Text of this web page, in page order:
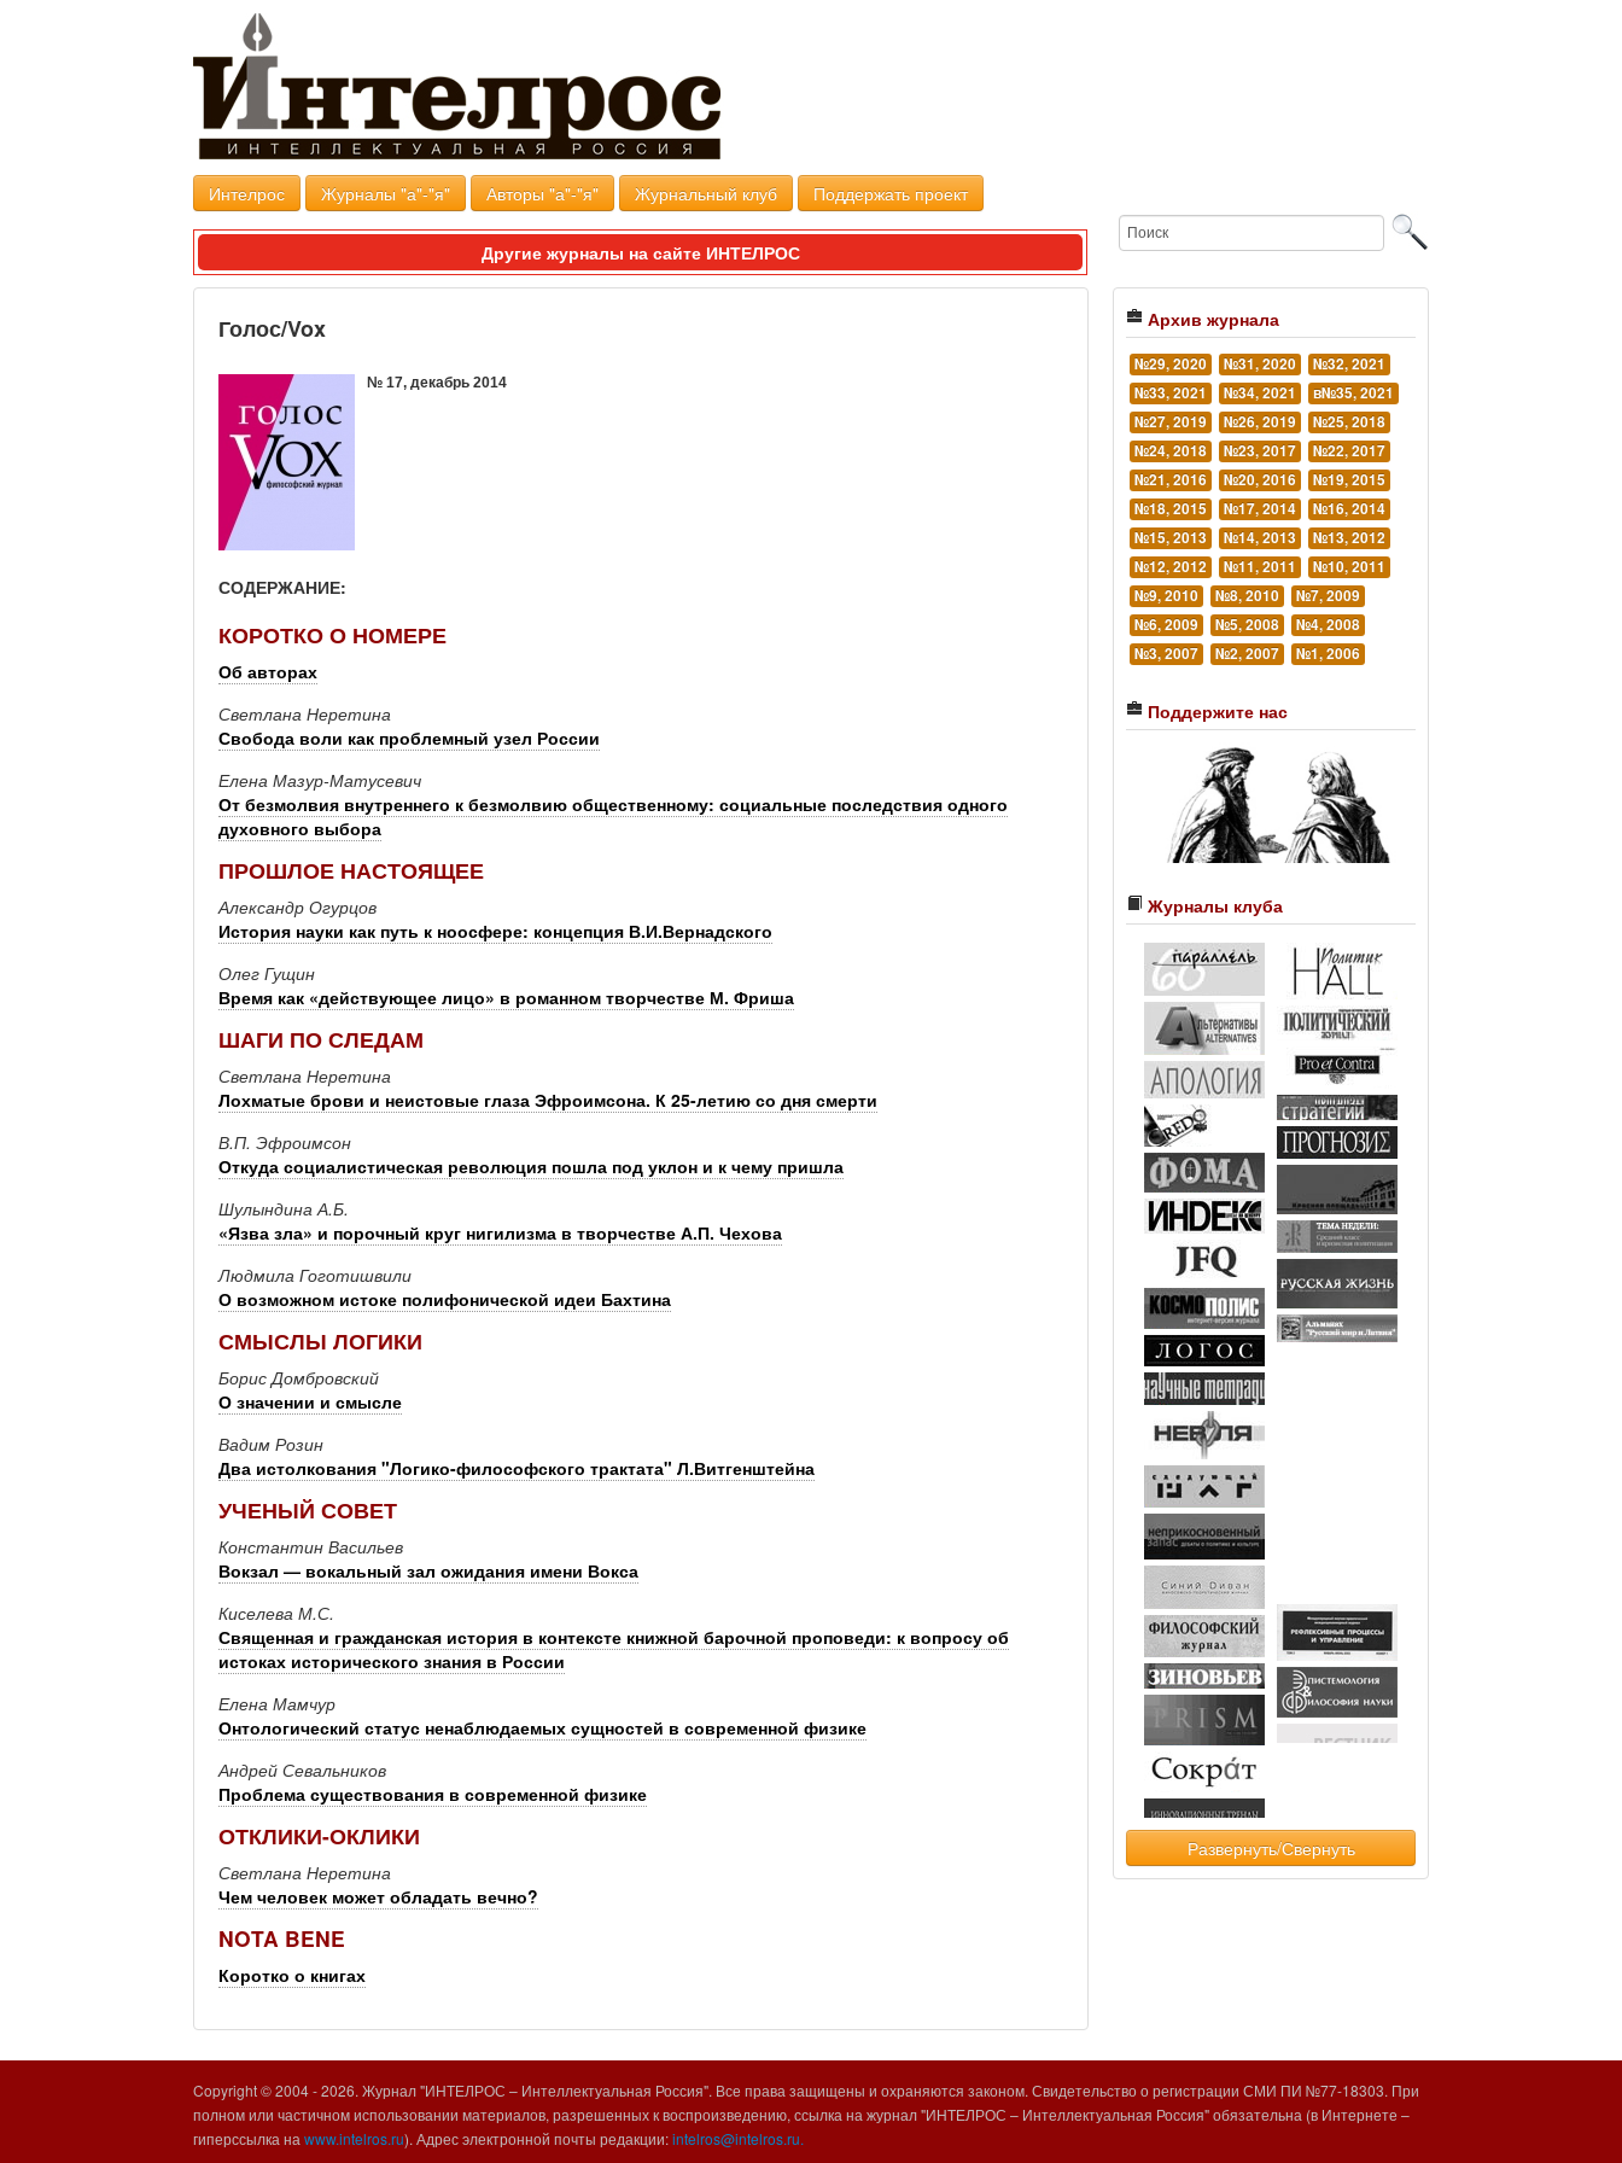
Интелрос Журналы "а"-"я" Авторы "а"-"я" Журнальный клуб Поддержать проект
Другие журналы на сайте ИНТЕЛРОС
Голос/Vox
№ 17, декабрь 2014
СОДЕРЖАНИЕ:
КОРОТКО О НОМЕРЕ
Об авторах
Светлана Неретина
Свобода воли как проблемный узел России
Елена Мазур-Матусевич
От безмолвия внутреннего к безмолвию общественному: социальные последствия одного
духовного выбора
ПРОШЛОЕ НАСТОЯЩЕЕ
Александр Огурцов
История науки как путь к ноосфере: концепция В.И.Вернадского
Олег Гущин
Время как «действующее лицо» в романном творчестве М. Фриша
ШАГИ ПО СЛЕДАМ
Светлана Неретина
Лохматые брови и неистовые глаза Эфроимсона. К 25-летию со дня смерти
В.П. Эфроимсон
Откуда социалистическая революция пошла под уклон и к чему пришла
Шулындина А.Б.
«Язва зла» и порочный круг нигилизма в творчестве А.П. Чехова
Людмила Гоготишвили
О возможном истоке полифонической идеи Бахтина
СМЫСЛЫ ЛОГИКИ
Борис Домбровский
О значении и смысле
Вадим Розин
Два истолкования "Логико-философского трактата" Л.Витгенштейна
УЧЕНЫЙ СОВЕТ
Константин Васильев
Вокзал — вокальный зал ожидания имени Вокса
Киселева М.С.
Священная и гражданская история в контексте книжной барочной проповеди: к вопросу об
истоках исторического знания в России
Елена Мамчур
Онтологический статус ненаблюдаемых сущностей в современной физике
Андрей Севальников
Проблема существования в современной физике
ОТКЛИКИ-ОКЛИКИ
Светлана Неретина
Чем человек может обладать вечно?
NOTA BENE
Коротко о книгах
Архив журнала
№29, 2020 №31, 2020
№32, 2021
№33, 2021
№34, 2021
в№35, 2021
№27, 2019
№26, 2019
№25, 2018
№24, 2018
№23, 2017
№22, 2017
№21, 2016
№20, 2016
№19, 2015
№18, 2015
№17, 2014
№16, 2014
№15, 2013
№14, 2013
№13, 2012
№12, 2012
№11, 2011
№10, 2011
№9, 2010
№8, 2010
№7, 2009
№6, 2009
№5, 2008
№4, 2008
№3, 2007
№2, 2007 №1, 2006
Поддержите нас
Журналы клуба
Развернуть/Свернуть
Copyright © 2004 -2026. Журнал "ИНТЕЛРОС – Интеллектуальная Россия". Все права защищены и охраняются законом. Свидетельство о регистрации СМИ ПИ №77-18303. При
полном или частичном использовании материалов, разрешенных к воспроизведению, ссылка на журнал "ИНТЕЛРОС – Интеллектуальная Россия" обязательна (в Интернете –
гиперссылка на www.intelros.ru). Адрес электронной почты редакции:intelros@intelros.ru.